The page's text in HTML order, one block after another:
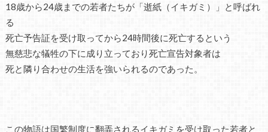
18歳から24歳までの若者たちが「逝紙（イキガミ）」と呼ばれ
る
死亡予告証を受け取ってから24時間後に死亡するという
無慈悲な犠牲の下に成り立っており死亡宣告対象者は
死と隣り合わせの生活を強いられるのであった。
この物語は国繁制度に翻弄されるイキガミを受け取った若者と